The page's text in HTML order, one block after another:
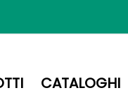
CATALOGHI